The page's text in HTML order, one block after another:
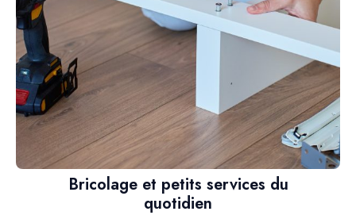
Bricolage et petits services du
quotidien